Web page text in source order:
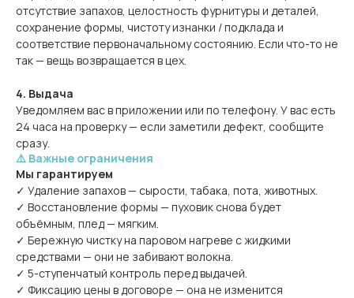
отсутствие запахов, целостность фурнитуры и деталей,
сохранение формы, чистоту изнанки / подклада и
соответствие первоначальному состоянию. Если что-то не
так — вещь возвращается в цех.
4. Выдача
Уведомляем вас в приложении или по телефону. У вас есть
24 часа на проверку — если заметили дефект, сообщите
сразу.
⚠️ Важные ограничения
Мы гарантируем
✓ Удаление запахов — сырости, табака, пота, животных.
✓ Восстановление формы — пуховик снова будет
объёмным, плед — мягким.
✓ Бережную чистку на паровом нагреве с жидкими
средствами — они не забивают волокна.
✓ 5-ступенчатый контроль перед выдачей.
✓ Фиксацию цены в договоре — она не изменится